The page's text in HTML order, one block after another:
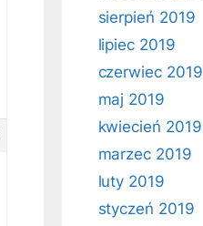
sierpień 2019
lipiec 2019
czerwiec 2019
maj 2019
kwiecień 2019
marzec 2019
luty 2019
styczeń 2019